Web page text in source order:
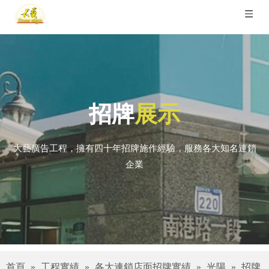
招牌展示
大藝廣告工程，擁有四十年招牌施作經驗，服務各大知名連鎖
企業
首頁 » 工程實績 » 各大連鎖店面招牌實績 » 光陽 » 招牌